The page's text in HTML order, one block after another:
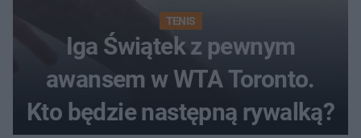
TENIS
Iga Świątek z pewnym
awansem w WTA Toronto.
Kto będzie następną rywalką?